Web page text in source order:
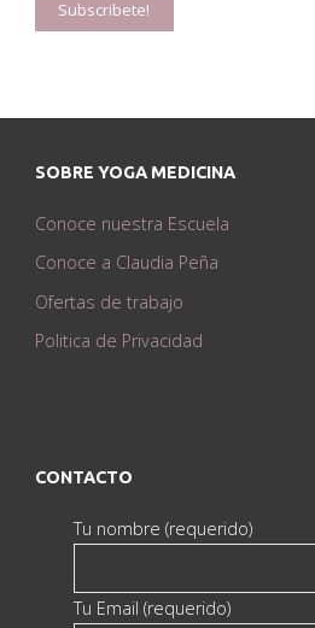
SOBRE YOGA MEDICINA
Conoce nuestra Escuela
Conoce a Claudia Peña
Ofertas de trabajo
Politica de Privacidad
CONTACTO
Tu nombre (requerido)
Tu Email (requerido)